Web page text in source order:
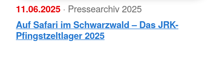
11.06.2025 · Pressearchiv 2025
Auf Safari im Schwarzwald – Das JRK-
Pfingstzeltlager 2025